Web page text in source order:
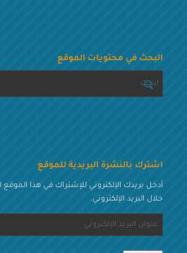
البحث في محتويات الموقع
اشترك بالنشرة البريدية للموقع
أدخل بريدك الإلكتروني للإشتراك في هذا
خلال البريد الإلكتروني.